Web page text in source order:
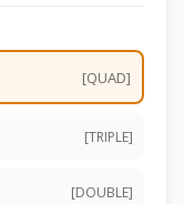
[QUAD]
[TRIPLE]
[DOUBLE]